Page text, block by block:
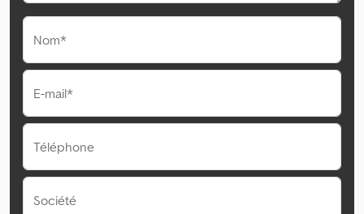
Nom*
E-mail*
Téléphone
Société